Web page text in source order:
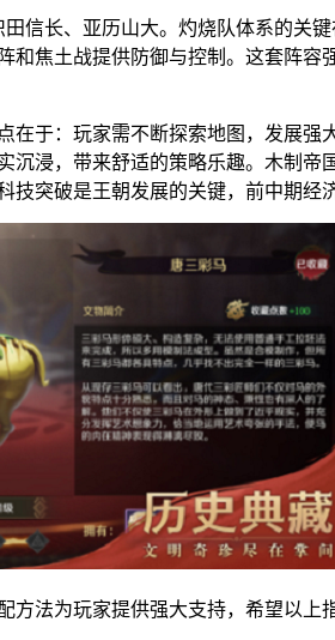
信长、亚历山大。灼烧队体系的关
和焦土战提供防御与控制。这套阵
在于：玩家需不断探索地图，发展
沉浸，带来舒适的策略乐趣。木制
技突破是王朝发展的关键，前中期经
方法为玩家提供强大支持，希望以上